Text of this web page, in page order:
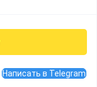
Написать в Telegram